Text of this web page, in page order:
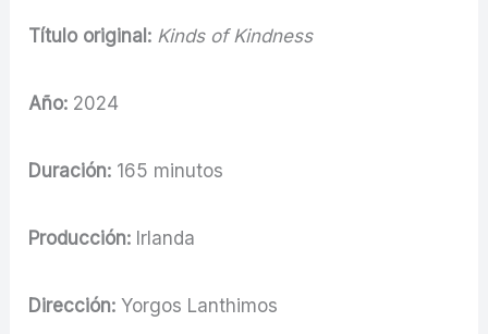
Título original: Kinds of Kindness
Año: 2024
Duración: 165 minutos
Producción: Irlanda
Dirección: Yorgos Lanthimos